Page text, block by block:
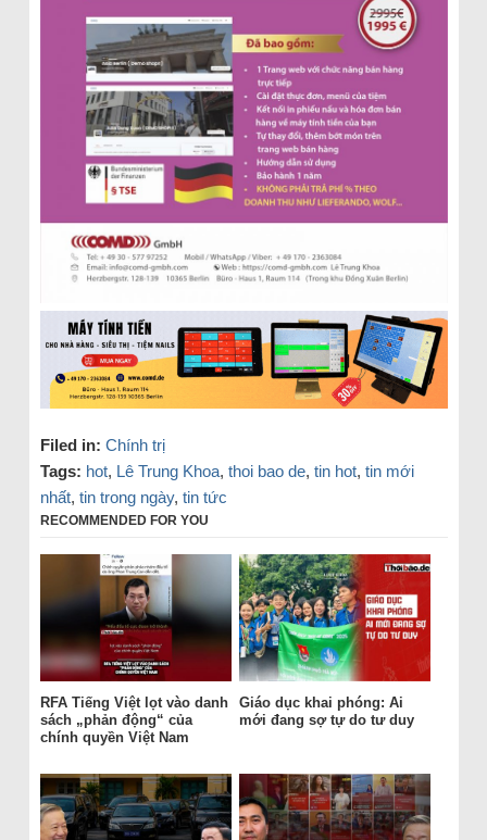
Filed in: Chính trị
Tags: hot, Lê Trung Khoa, thoi bao de, tin hot, tin mới
nhất, tin trong ngày, tin tức
RECOMMENDED FOR YOU
RFA Tiếng Việt lọt vào danh
sách „phản động“ của
chính quyền Việt Nam
Giáo dục khai phóng: Ai
mới đang sợ tự do tư duy